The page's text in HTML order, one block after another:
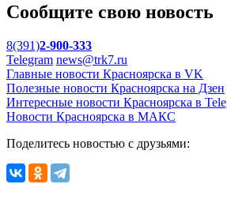
Сообщите свою новость
8(391)2-900-333
Telegram news@trk7.ru
Главные новости Красноярска в VK
Полезные новости Красноярска на Дзен
Интересные новости Красноярска в
Новости Красноярска в МАКС
Поделитесь новостью с друзьями: